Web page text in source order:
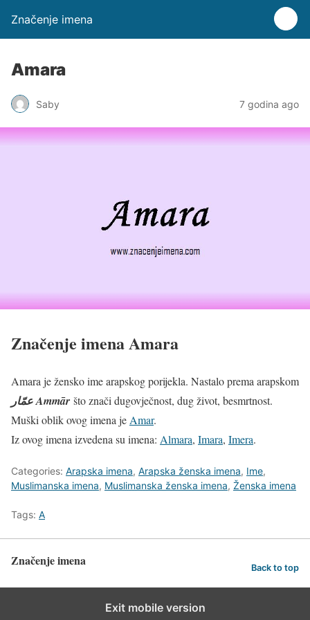
Značenje imena
Amara
Saby 7 godina ago
Značenje imena Amara
Amara je žensko ime arapskog porijekla. Nastalo prema arapskom
عمّار‎ Ammār što znači dugovječnost, dug život, besmrtnost.
Muški oblik ovog imena je Amar.
Iz ovog imena izvedena su imena: Almara, Imara, Imera.
Categories: Arapska imena, Arapska ženska imena, Ime,
Muslimanska imena, Muslimanska ženska imena, Ženska imena
Tags: A
Značenje imena Back to top
Exit mobile version